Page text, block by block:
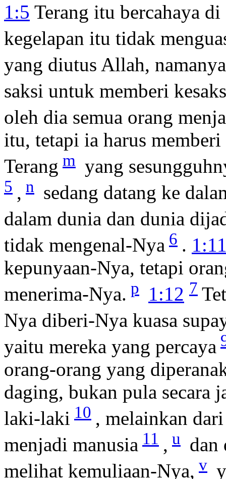
1:5 Terang itu bercahaya
kegelapan itu tidak
yang diutus Allah,
saksi untuk memberi
oleh dia semua orang
itu, tetapi ia harus
Terang m yang
5 , n sedang datang ke
dalam dunia dan dunia
tidak mengenal-Nya 6 .
kepunyaan-Nya, tetapi
menerima-Nya. p 1:12 7
Nya diberi-Nya kuasa
yaitu mereka yang percaya
orang-orang yang
daging, bukan pula secara
laki-laki 10 , melainkan
menjadi manusia 11 , u
dan
melihat kemuliaan-Nya, v